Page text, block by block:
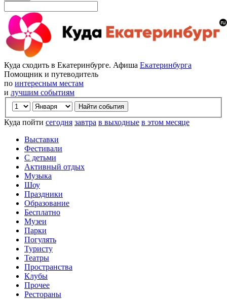
Куда сходить в Екатеринбурге. Афиша Екатеринбурга
Помощник и путеводитель
по интересным местам
и лучшим событиям
Куда пойти сегодня завтра в выходные в этом месяце
Выставки
Фестивали
С детьми
Активный отдых
Музыка
Шоу
Праздники
Образование
Бесплатно
Музеи
Парки
Погулять
Туристу
Театры
Пространства
Клубы
Прочее
Рестораны